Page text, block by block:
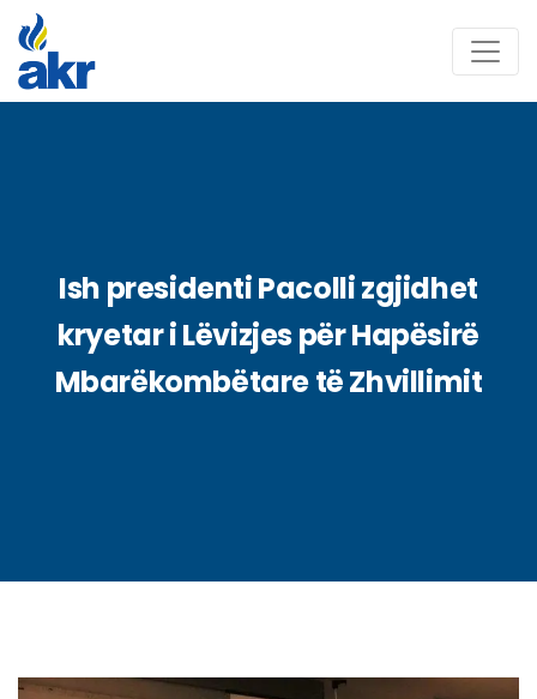
Ish presidenti Pacolli zgjidhet
kryetar i Lëvizjes për Hapësirë
Mbarëkombëtare të Zhvillimit